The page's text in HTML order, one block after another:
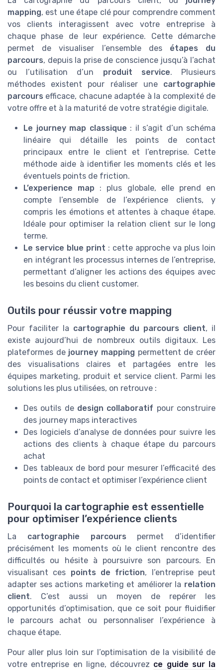
mapping, est une étape clé pour comprendre comment
vos clients interagissent avec votre entreprise à
chaque phase de leur expérience. Cette démarche
permet de visualiser l’ensemble des étapes du
parcours, depuis la prise de conscience jusqu’à l’achat
ou l’utilisation d’un produit service. Plusieurs
méthodes existent pour réaliser une cartographie
parcours efficace, chacune adaptée à la complexité de
votre offre et à la maturité de votre stratégie digitale.
Le journey map classique : il s’agit d’un schéma
linéaire qui détaille les points de contact
principaux entre le client et l’entreprise. Cette
méthode aide à identifier les moments clés et les
éventuels points de friction.
L’experience map : plus globale, elle prend en
compte l’ensemble de l’expérience clients, y
compris les émotions et attentes à chaque étape.
Idéale pour optimiser la relation client sur le long
terme.
Le service blue print : cette approche va plus loin
en intégrant les processus internes de l’entreprise,
permettant d’aligner les actions des équipes avec
les besoins du client customer.
Outils pour réussir votre mapping
Pour faciliter la cartographie du parcours client, il
existe aujourd’hui de nombreux outils digitaux. Les
plateformes de journey mapping permettent de créer
des visualisations claires et partagées entre les
équipes marketing, produit et service client. Parmi les
solutions les plus utilisées, on retrouve :
Des outils de design collaboratif pour construire
des journey maps interactives
Des logiciels d’analyse de données pour suivre les
actions des clients à chaque étape du parcours
achat
Des tableaux de bord pour mesurer l’efficacité des
points de contact et optimiser l’expérience client
Pourquoi la cartographie est essentielle
pour optimiser l’expérience clients
La cartographie parcours permet d’identifier
précisément les moments où le client rencontre des
difficultés ou hésite à poursuivre son parcours. En
visualisant ces points de friction, l’entreprise peut
adapter ses actions marketing et améliorer la relation
client. C’est aussi un moyen de repérer les
opportunités d’optimisation, que ce soit pour fluidifier
le parcours achat ou personnaliser l’expérience à
chaque étape.
Pour aller plus loin sur l’optimisation de la visibilité de
votre entreprise en ligne, découvrez ce guide sur la